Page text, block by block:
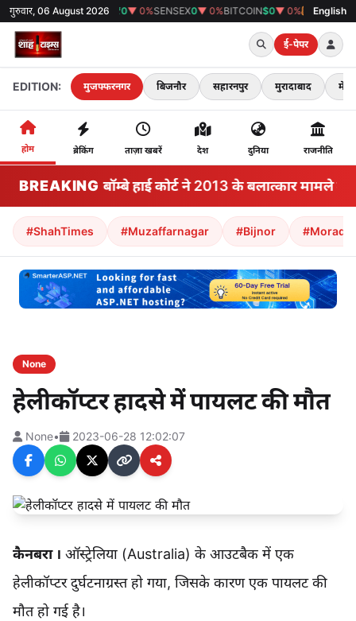
गुरुवार, 06 August 2026
GOLD₹0▼ 0%SENSEX 0▼ 0%BITCOIN$0▼ 0% 38°Cमुजफ्फरनगरEnglish
ई-पेपर
EDITION: मुजफ्फरनगर बिजनौर सहारनपुर मुरादाबाद मेरठ
होम ब्रेकिंग ताज़ा खबरें देश दुनिया राजनीति
BREAKING
तोड़ना | बॉम्बे हाई कोर्ट ने 2013 के बलात्कार मामले में
#ShahTimes #Muzaffarnagar #Bijnor
None
हेलीकॉप्टर हादसे में पायलट की मौत
None• 2023-06-28 12:02:07
कैनबरा । ऑस्ट्रेलिया (Australia) के आउटबैक में एक
हेलीकॉप्टर दुर्घटनाग्रस्त हो गया, जिसके कारण एक पायलट की
मौत हो गई है।